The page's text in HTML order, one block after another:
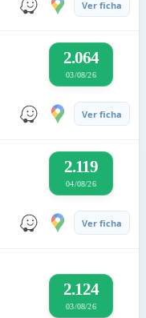
Ver ficha
2.064
03/08/26
Ver ficha
2.119
04/08/26
Ver ficha
2.124
03/08/26